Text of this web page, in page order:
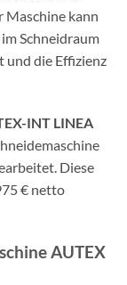
Maschine kann
Schneidraum
und die Effizienz
INT LINEA
Diese
€ netto
AUTEX